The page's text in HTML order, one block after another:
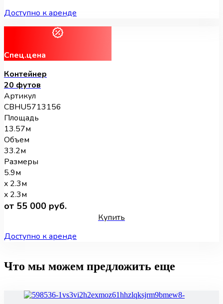
Доступно к аренде
Спец.цена
Контейнер
20 футов
Артикул
CBHU5713156
Площадь
13.57м
Объем
33.2м
Размеры
5.9м
x 2.3м
x 2.3м
от 55 000 руб.
Купить
Доступно к аренде
Что мы можем предложить еще